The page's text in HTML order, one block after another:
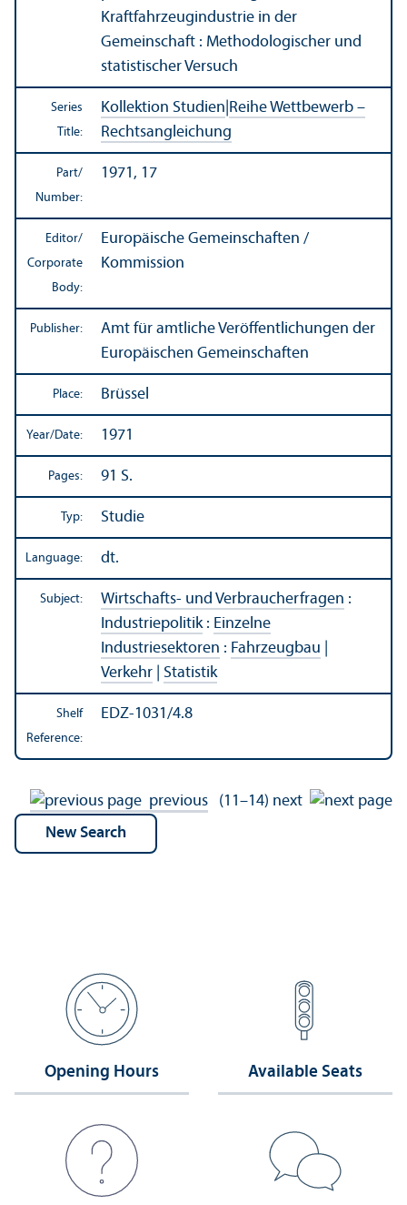
Kraftfahrzeugindustrie in der
Gemeinschaft : Methodologischer und
statistischer Versuch
Series
Title:
Kollektion Studien Reihe Wettbewerb –
Rechtsangleichung
Part/
Number:
1971, 17
Editor/
Corporate
Body:
Europäische Gemeinschaften /
Kommission
Publisher:
Amt für amtliche Veröffentlichungen der
Europäischen Gemeinschaften
Place: Brüssel
Year/Date: 1971
Pages: 91 S.
Typ: Studie
Language: dt.
Subject: Wirtschafts- und Verbraucherfragen :
Industriepolitik: Einzelne
Industriesektoren : Fahrzeugbau
Verkehr
Statistik
Shelf
Reference:
EDZ-1031/4.8
previous (11–14) next
Opening Hours Available Seats